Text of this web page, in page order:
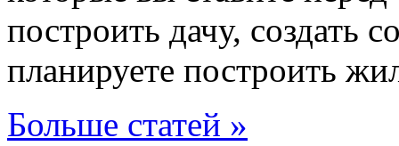
построить дачу, создать
планируете построить
Больше статей »